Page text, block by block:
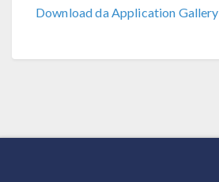
Download da Application Gallery